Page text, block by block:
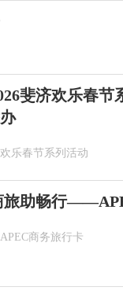
斐济欢乐春
欢乐春节系列活动
旅助畅行
APEC商务旅行卡